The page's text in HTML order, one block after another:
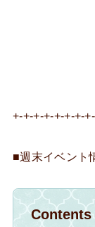
+-+-+-+-+-+-+-
■週末イベン
Contents